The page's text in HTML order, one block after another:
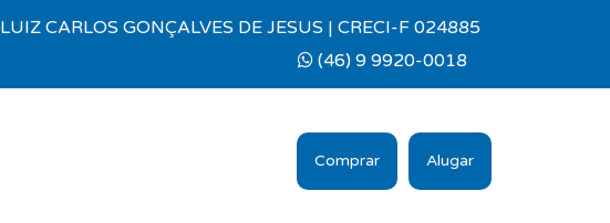
LUIZ CARLOS GONÇALVES DE JESUS | CRECI-F 024885
(46) 9 9920-0018
Comprar Alugar